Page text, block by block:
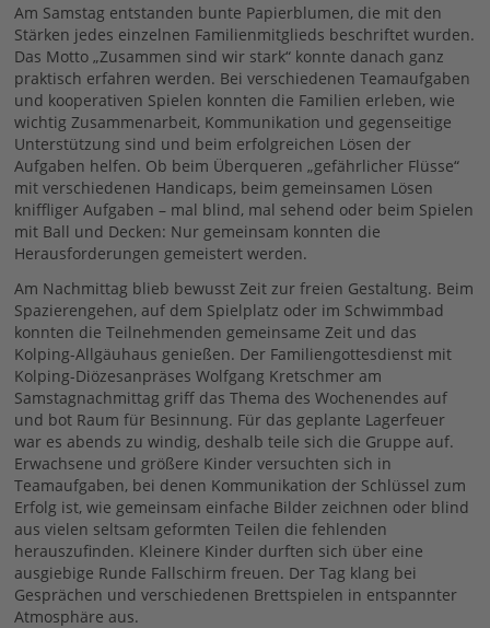
Am Samstag entstanden bunte Papierblumen, die mit den
Stärken jedes einzelnen Familienmitglieds beschriftet wurden.
Das Motto „Zusammen sind wir stark“ konnte danach ganz
praktisch erfahren werden. Bei verschiedenen Teamaufgaben
und kooperativen Spielen konnten die Familien erleben, wie
wichtig Zusammenarbeit, Kommunikation und gegenseitige
Unterstützung sind und beim erfolgreichen Lösen der
Aufgaben helfen. Ob beim Überqueren „gefährlicher Flüsse“
mit verschiedenen Handicaps, beim gemeinsamen Lösen
kniffliger Aufgaben – mal blind, mal sehend oder beim Spielen
mit Ball und Decken: Nur gemeinsam konnten die
Herausforderungen gemeistert werden.
Am Nachmittag blieb bewusst Zeit zur freien Gestaltung. Beim
Spazierengehen, auf dem Spielplatz oder im Schwimmbad
konnten die Teilnehmenden gemeinsame Zeit und das
Kolping-Allgäuhaus genießen. Der Familiengottesdienst mit
Kolping-Diözesanpräses Wolfgang Kretschmer am
Samstagnachmittag griff das Thema des Wochenendes auf
und bot Raum für Besinnung. Für das geplante Lagerfeuer
war es abends zu windig, deshalb teile sich die Gruppe auf.
Erwachsene und größere Kinder versuchten sich in
Teamaufgaben, bei denen Kommunikation der Schlüssel zum
Erfolg ist, wie gemeinsam einfache Bilder zeichnen oder blind
aus vielen seltsam geformten Teilen die fehlenden
herauszufinden. Kleinere Kinder durften sich über eine
ausgiebige Runde Fallschirm freuen. Der Tag klang bei
Gesprächen und verschiedenen Brettspielen in entspannter
Atmosphäre aus.